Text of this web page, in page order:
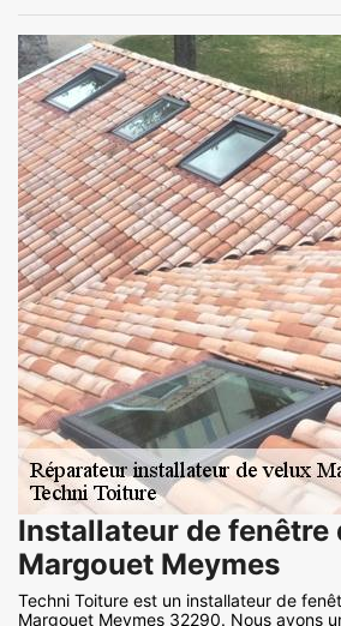
Installateur de fenêtre
Margouet Meymes
Techni Toiture est un installateur de
Margouet Meymes 32290. Nous avons